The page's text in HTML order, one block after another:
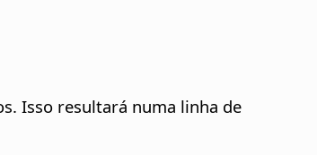
Isso resultará numa linha de